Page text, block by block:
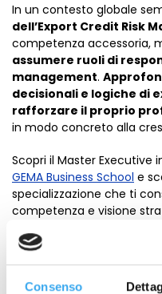
Consenso
In un contesto globale
dell’Export Credit Risk
competenza accessoria,
assumere ruoli di
management.
decisionali e logiche di
rafforzare il proprio
in modo concreto alla
Scopri il Master Executive
GEMA Business School e
specializzazione che ti
competenza e visione